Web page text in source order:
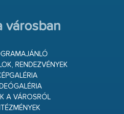
városban
RENDEZVÉNYEK
A VÁROSRÓL